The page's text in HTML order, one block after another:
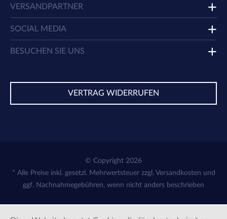
VERSANDPARTNER
SOCIAL MEDIA
BESUCHEN SIE UNS
VERTRAG WIDERRUFEN
© Copyright 2026
* Alle Preise inkl. gesetzl. Mehrwertsteuer zzgl. Versandkosten und
ggf. Nachnahmegebühren, wenn nicht anders beschrieben